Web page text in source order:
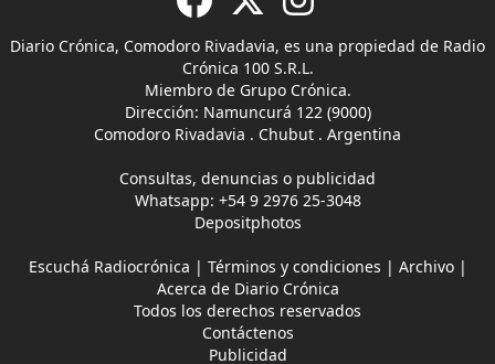
Diario Crónica, Comodoro Rivadavia, es una propiedad de Radio
Crónica 100 S.R.L.
Miembro de Grupo Crónica.
Dirección: Namuncurá 122 (9000)
Comodoro Rivadavia . Chubut . Argentina
Consultas, denuncias o publicidad
Whatsapp: +54 9 2976 25-3048
Depositphotos
Escuchá Radiocrónica | Términos y condiciones | Archivo|
Acerca de Diario Crónica
Todos los derechos reservados
Contáctenos
Publicidad